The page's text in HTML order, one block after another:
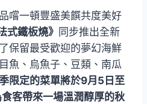
嚐一頓豐盛美饌共度美好
式鐵板燒》 同步推出全新
保留最受歡迎的夢幻海鮮
魚、烏魚子、豆類、南瓜
限定的菜單將於9月5日至
客帶來一場溫潤醇厚的秋